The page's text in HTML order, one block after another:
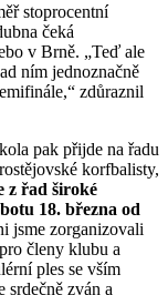
stoprocentní
čeká
v Brně. „Teď ale
ním jednoznačně
zdůraznil
pak přijde na řadu
korfbalisty,
z řad široké
18. března od
jsme zorganizovali
členy klubu a
ples se vším
srdečně zván a